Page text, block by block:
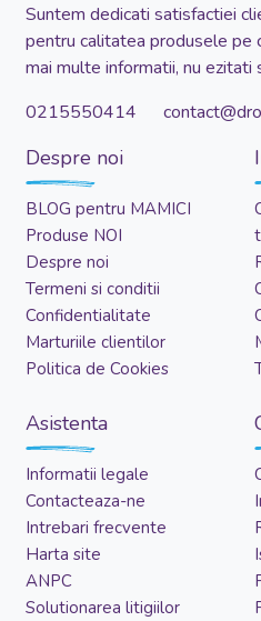
Suntem dedicati satisfactiei
pentru calitatea produsele pe
mai multe informatii, nu ezitati
0215550414
Despre noi
BLOG pentru MAMICI
Produse NOI
Despre noi
Termeni si conditii
Confidentialitate
Marturiile clientilor
Politica de Cookies
Asistenta
Informatii legale
Contacteaza-ne
Intrebari frecvente
Harta site
ANPC
Solutionarea litigiilor